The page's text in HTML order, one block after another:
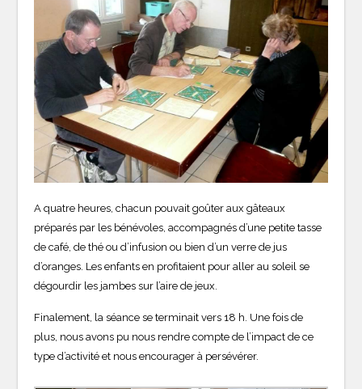
A quatre heures, chacun pouvait goûter aux gâteaux
préparés par les bénévoles, accompagnés d’une petite tasse
de café, de thé ou d’infusion ou bien d’un verre de jus
d’oranges. Les enfants en profitaient pour aller au soleil se
dégourdir les jambes sur l’aire de jeux.
Finalement, la séance se terminait vers 18 h. Une fois de
plus, nous avons pu nous rendre compte de l’impact de ce
type d’activité et nous encourager à persévérer.